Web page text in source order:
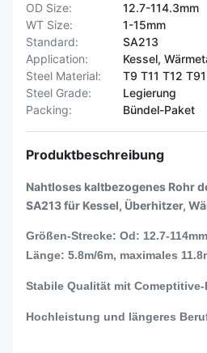
OD Size:
12.7-114.3mm
WT Size:
1-15mm
Standard:
SA213
Application:
Kessel,
Steel Material:
T9 T11 T12
Steel Grade:
Legierung
Packing:
Bündel-Paket
Produktbeschreibung
Nahtloses kaltbezogenes Rohr
SA213 für Kessel, Überhitzer,
Größen-Strecke: Od: 12.7-
Länge: 5.8m/6m, maximales
Stabile Qualität mit Comeptitive-
Hochleistung und längeres